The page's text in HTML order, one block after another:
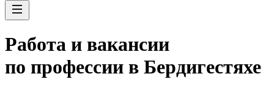
Работа и вакансии
по профессии в Бердигестяхе